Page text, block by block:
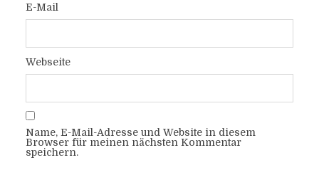
E-Mail
Webseite
Name, E-Mail-Adresse und Website in diesem
Browser für meinen nächsten Kommentar
speichern.